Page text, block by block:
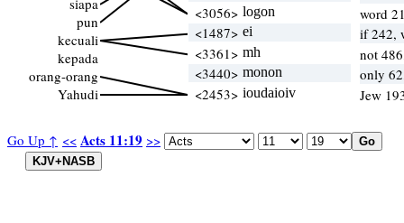
Go Up ↑ << Acts 11:19 >>
siapa
pun
kecuali
kepada
orang-orang
Yahudi
<3056> logon
word
<1487> ei
if 242,
<3361> mh
not
<3440> monon
only
<2453> ioudaioiv Jew